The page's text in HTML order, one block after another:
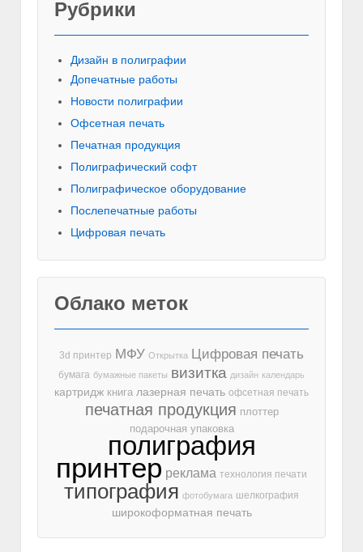
Рубрики
Дизайн в полиграфии
Допечатные работы
Новости полиграфии
Офсетная печать
Печатная продукция
Полиграфический софт
Полиграфическое оборудование
Послепечатные работы
Цифровая печать
Облако меток
3d принтер МФУ Открытка Цифровая печать
бумага бумажные пакеты визитка дизайн календарь
картридж книга лазерная печать офсетная печать
печатная продукция плоттер
подарочная упаковка
полиграфия
принтер реклама технология печати
типография фотобумага шелкография
широкоформатная печать